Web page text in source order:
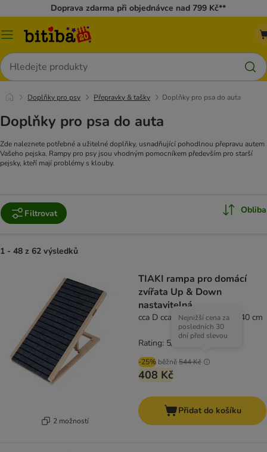
Doprava zdarma při objednávce nad 799 Kč**
Kategorie
Hledat
Doplňky pro psy Přepravky & tašky Doplňky pro psa do auta
Doplňky pro psa do auta
Zde naleznete potřebné a užitelné doplňky, usnadňující pohodlnou přepravu autem
Vašeho pejska. Rampy pro psy jsou vhodným pomocníkem především pro starší
pejsky, kteří mají problémy s klouby.
Filtrovat Obliba
1 - 48 z 62 výsledků
2 možností
TIAKI rampa pro domácí
zvířata Up & Down
nastavitelná
cca D cca 70 x Š 35 x V 30-40 cm
-25% běžně544 Kč
Nejnižší cena za
posledních 30
dní před slevou
408 Kč
Rating: 5/5
Přidat do košíku